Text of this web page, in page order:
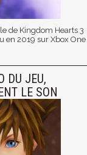
de Kingdom Hearts 3
en 2019 sur Xbox One
DU JEU,
LE SON